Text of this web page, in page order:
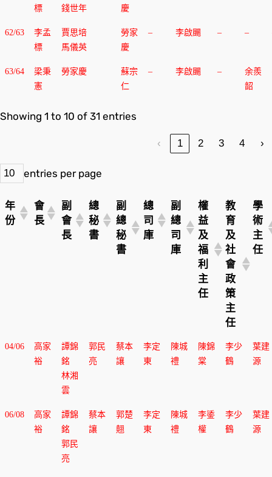
標
錢世年
慶
62/63
李孟
標
賈思培
馬儀英
勞家
慶
– 李啟颺 – –
63/64
梁秉
憲
勞家慶
蘇宗
仁
– 李啟颺 –
余羨
韶
Showing 1 to 10 of 31 entries
‹ 1 2 3 4 ›
entries per page
年
份
會
長
副
會
長
總
秘
書
副
總
秘
書
總
司
庫
副
總
司
庫
權
益
及
福
利
主
任
教
育
及
社
會
政
策
主
任
學
術
主
任
年
會
長
副
會
長
總
秘
副
總
總
司
副
總
權
益
主
任
教
育
政
策
學
術
04/06
高家
裕
譚錦
銘
林湘
雲
郭民
亮
蔡本
讓
李定
東
陳城
禮
陳錦
棠
李少
鶴
葉建
源
06/08
高家
裕
譚錦
銘
郭民
亮
蔡本
讓
郭楚
翹
李定
東
陳城
禮
李鋈
權
李少
鶴
葉建
源